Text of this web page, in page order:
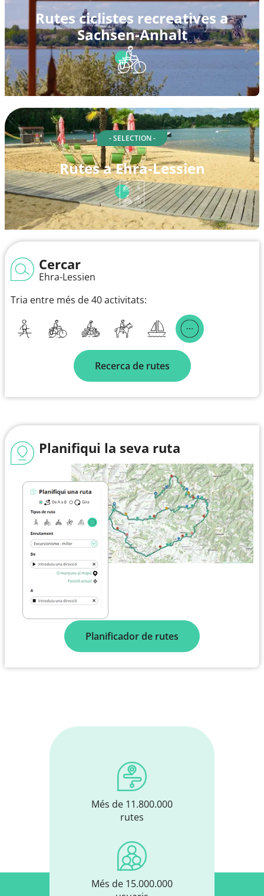
Rutes ciclistes recreatives a
Sachsen-Anhalt
- SELECTION -
Rutes a Ehra-Lessien
Cercar
Ehra-Lessien
Tria entre més de 40 activitats:
Recerca de rutes
Planifiqui la seva ruta
Planificador de rutes
Més de 11.800.000
rutes
Més de 15.000.000